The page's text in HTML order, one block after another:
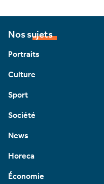
Nos sujets
Portraits
Culture
Sport
Société
News
Horeca
Économie